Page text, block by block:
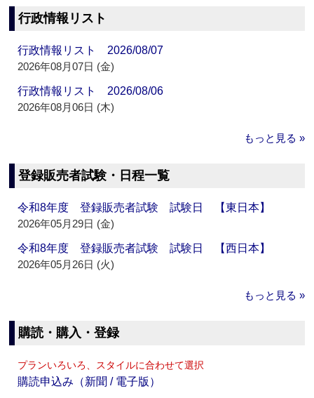
行政情報リスト
行政情報リスト 2026/08/07
2026年08月07日 (金)
行政情報リスト 2026/08/06
2026年08月06日 (木)
もっと見る »
登録販売者試験・日程一覧
令和8年度 登録販売者試験 試験日 【東日本】
2026年05月29日 (金)
令和8年度 登録販売者試験 試験日 【西日本】
2026年05月26日 (火)
もっと見る »
購読・購入・登録
プランいろいろ、スタイルに合わせて選択
購読申込み（新聞 / 電子版）